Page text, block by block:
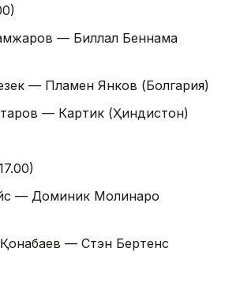
— Биллал Беннама
— Пламен Янков (Болгария)
— Картик (Ҳиндистон)
— Доминик Молинаро
— Стэн Бертенс